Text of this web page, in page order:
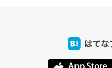
り時間を日数にすると1週
それを実質100倍以上に伸